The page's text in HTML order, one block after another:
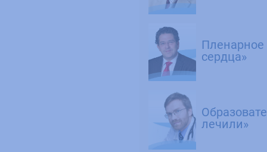
Пленарное
сердца»
лечили»